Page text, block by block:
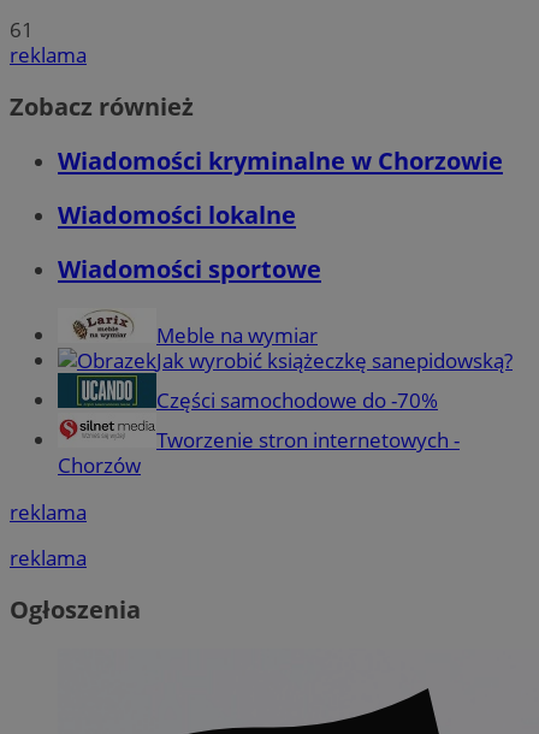
61
reklama
Zobacz również
Wiadomości kryminalne w Chorzowie
Wiadomości lokalne
Wiadomości sportowe
Meble na wymiar
Jak wyrobić książeczkę sanepidowską?
Części samochodowe do -70%
Tworzenie stron internetowych -
Chorzów
reklama
reklama
Ogłoszenia